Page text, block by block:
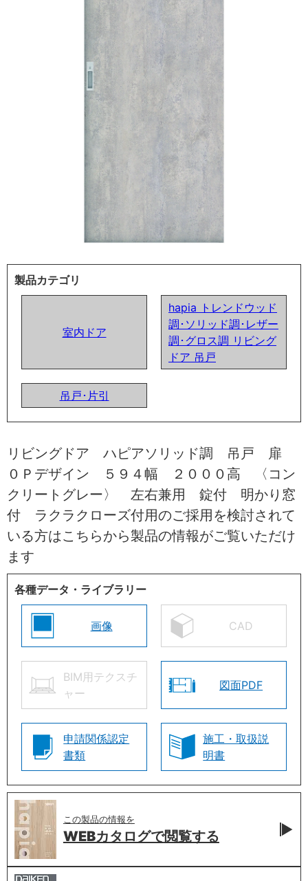
製品カテゴリ
室内ドア
hapia トレンドウッド
調･ソリッド調･レザー
調･グロス調 リビング
ドア 吊戸
吊戸･片引
リビングドア ハピアソリッド調 吊戸 扉
０Ｐデザイン ５９４幅 ２０００高 〈コン
クリートグレー〉 左右兼用 錠付 明かり窓
付 ラクラクローズ付用のご採用を検討されて
いる方はこちらから製品の情報がご覧いただけ
ます
各種データ・ライブラリー
画像 CAD
BIM用テクスチ
ャー
図面PDF
申請関係認定
書類
施工・取扱説
明書
この製品の情報を
WEBカタログで閲覧する